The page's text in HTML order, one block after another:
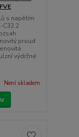
s napětím
proud
výdržné
Není skladem